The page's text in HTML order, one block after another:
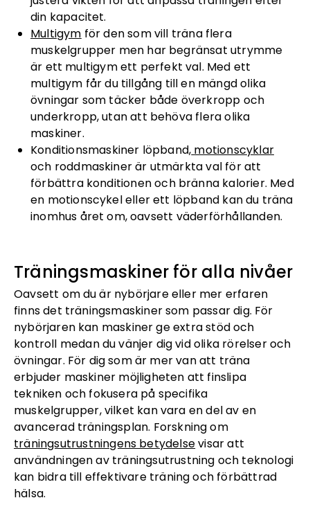
din kapacitet.
Multigym för den som vill träna flera
muskelgrupper men har begränsat utrymme
är ett multigym ett perfekt val. Med ett
multigym får du tillgång till en mängd olika
övningar som täcker både överkropp och
underkropp, utan att behöva flera olika
maskiner.
Konditionsmaskiner löpband, motionscyklar
och roddmaskiner är utmärkta val för att
förbättra konditionen och bränna kalorier. Med
en motionscykel eller ett löpband kan du träna
inomhus året om, oavsett väderförhållanden.
Träningsmaskiner för alla nivåer
Oavsett om du är nybörjare eller mer erfaren
finns det träningsmaskiner som passar dig. För
nybörjaren kan maskiner ge extra stöd och
kontroll medan du vänjer dig vid olika rörelser och
övningar. För dig som är mer van att träna
erbjuder maskiner möjligheten att finslipa
tekniken och fokusera på specifika
muskelgrupper, vilket kan vara en del av en
avancerad träningsplan. Forskning om
träningsutrustningens betydelsevisar att
användningen av träningsutrustning och teknologi
kan bidra till effektivare träning och förbättrad
hälsa.